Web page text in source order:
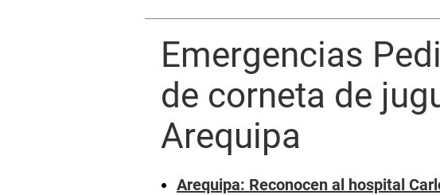
Emergencias
de corneta de
Arequipa
Arequipa: Reconocen al hospital